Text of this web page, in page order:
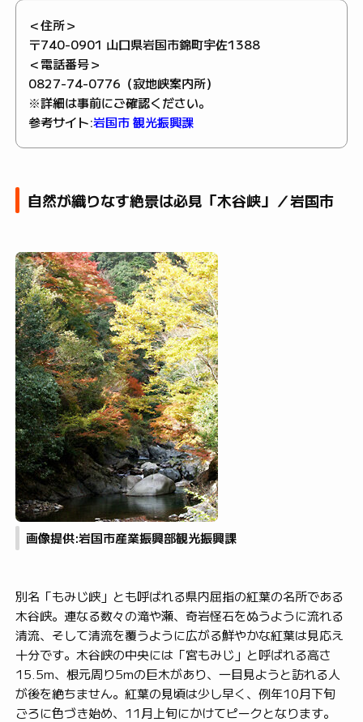
＜住所＞
〒740-0901 山口県岩国市錦町宇佐1388
＜電話番号＞
0827-74-0776（寂地峡案内所）
※詳細は事前にご確認ください。
参考サイト:岩国市 観光振興課
自然が織りなす絶景は必見「木谷峡」／岩国市
画像提供:岩国市産業振興部観光振興課
別名「もみじ峡」とも呼ばれる県内屈指の紅葉の名所である
木谷峡。連なる数々の滝や瀬、奇岩怪石をぬうように流れる
清流、そして清流を覆うように広がる鮮やかな紅葉は見応え
十分です。木谷峡の中央には「宮もみじ」と呼ばれる高さ
15.5m、根元周り5mの巨木があり、一目見ようと訪れる人
が後を絶ちません。紅葉の見頃は少し早く、例年10月下旬
ごろに色づき始め、11月上旬にかけてピークとなります。